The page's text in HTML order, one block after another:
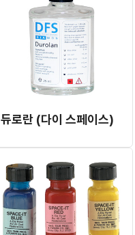
듀로란 (다이 스페이스)